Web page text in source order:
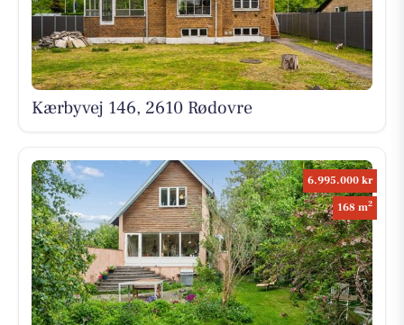
Kærbyvej 146, 2610 Rødovre
6.995.000 kr
168 m2